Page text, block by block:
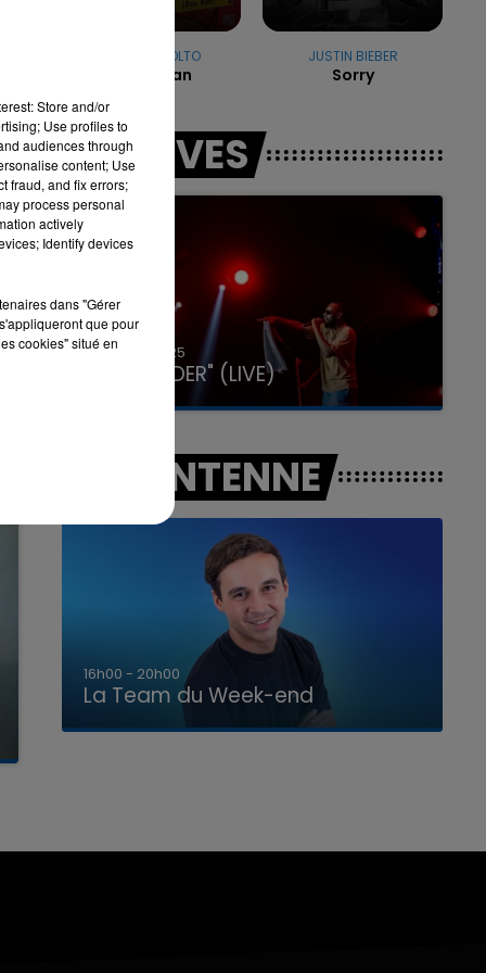
16h00 - 20h00
LA TEAM DU WEEK-END
HUGEL & SOLTO
Jamaican
JUSTIN BIEBER
Sorry
LES LIVES
31 janvier 2025
GIMS "SPIDER" (LIVE)
A L'ANTENNE
7h00 - 12h00
La Team du Week-end
Store and/or
Use profiles to
audiences through
content; Use
fraud, and fix errors;
process personal
actively
Identify devices
dans "Gérer
que pour
cookies" situé en